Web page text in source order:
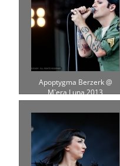
Apoptygma Berzerk @
M`era Luna 2013